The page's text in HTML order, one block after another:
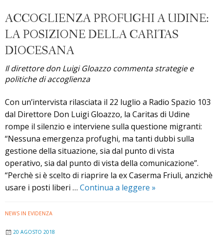
ACCOGLIENZA PROFUGHI A UDINE:
LA POSIZIONE DELLA CARITAS
DIOCESANA
Il direttore don Luigi Gloazzo commenta strategie e
politiche di accoglienza
Con un’intervista rilasciata il 22 luglio a Radio Spazio 103
dal Direttore Don Luigi Gloazzo, la Caritas di Udine
rompe il silenzio e interviene sulla questione migranti:
“Nessuna emergenza profughi, ma tanti dubbi sulla
gestione della situazione, sia dal punto di vista
operativo, sia dal punto di vista della comunicazione”.
“Perchè si è scelto di riaprire la ex Caserma Friuli, anzichè
usare i posti liberi … Continua a leggere Accoglienza
»
NEWS IN EVIDENZA
20 AGOSTO 2018